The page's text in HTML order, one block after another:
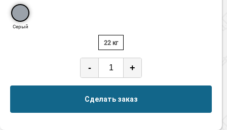
Серый
22 кг
- +
Сделать заказ